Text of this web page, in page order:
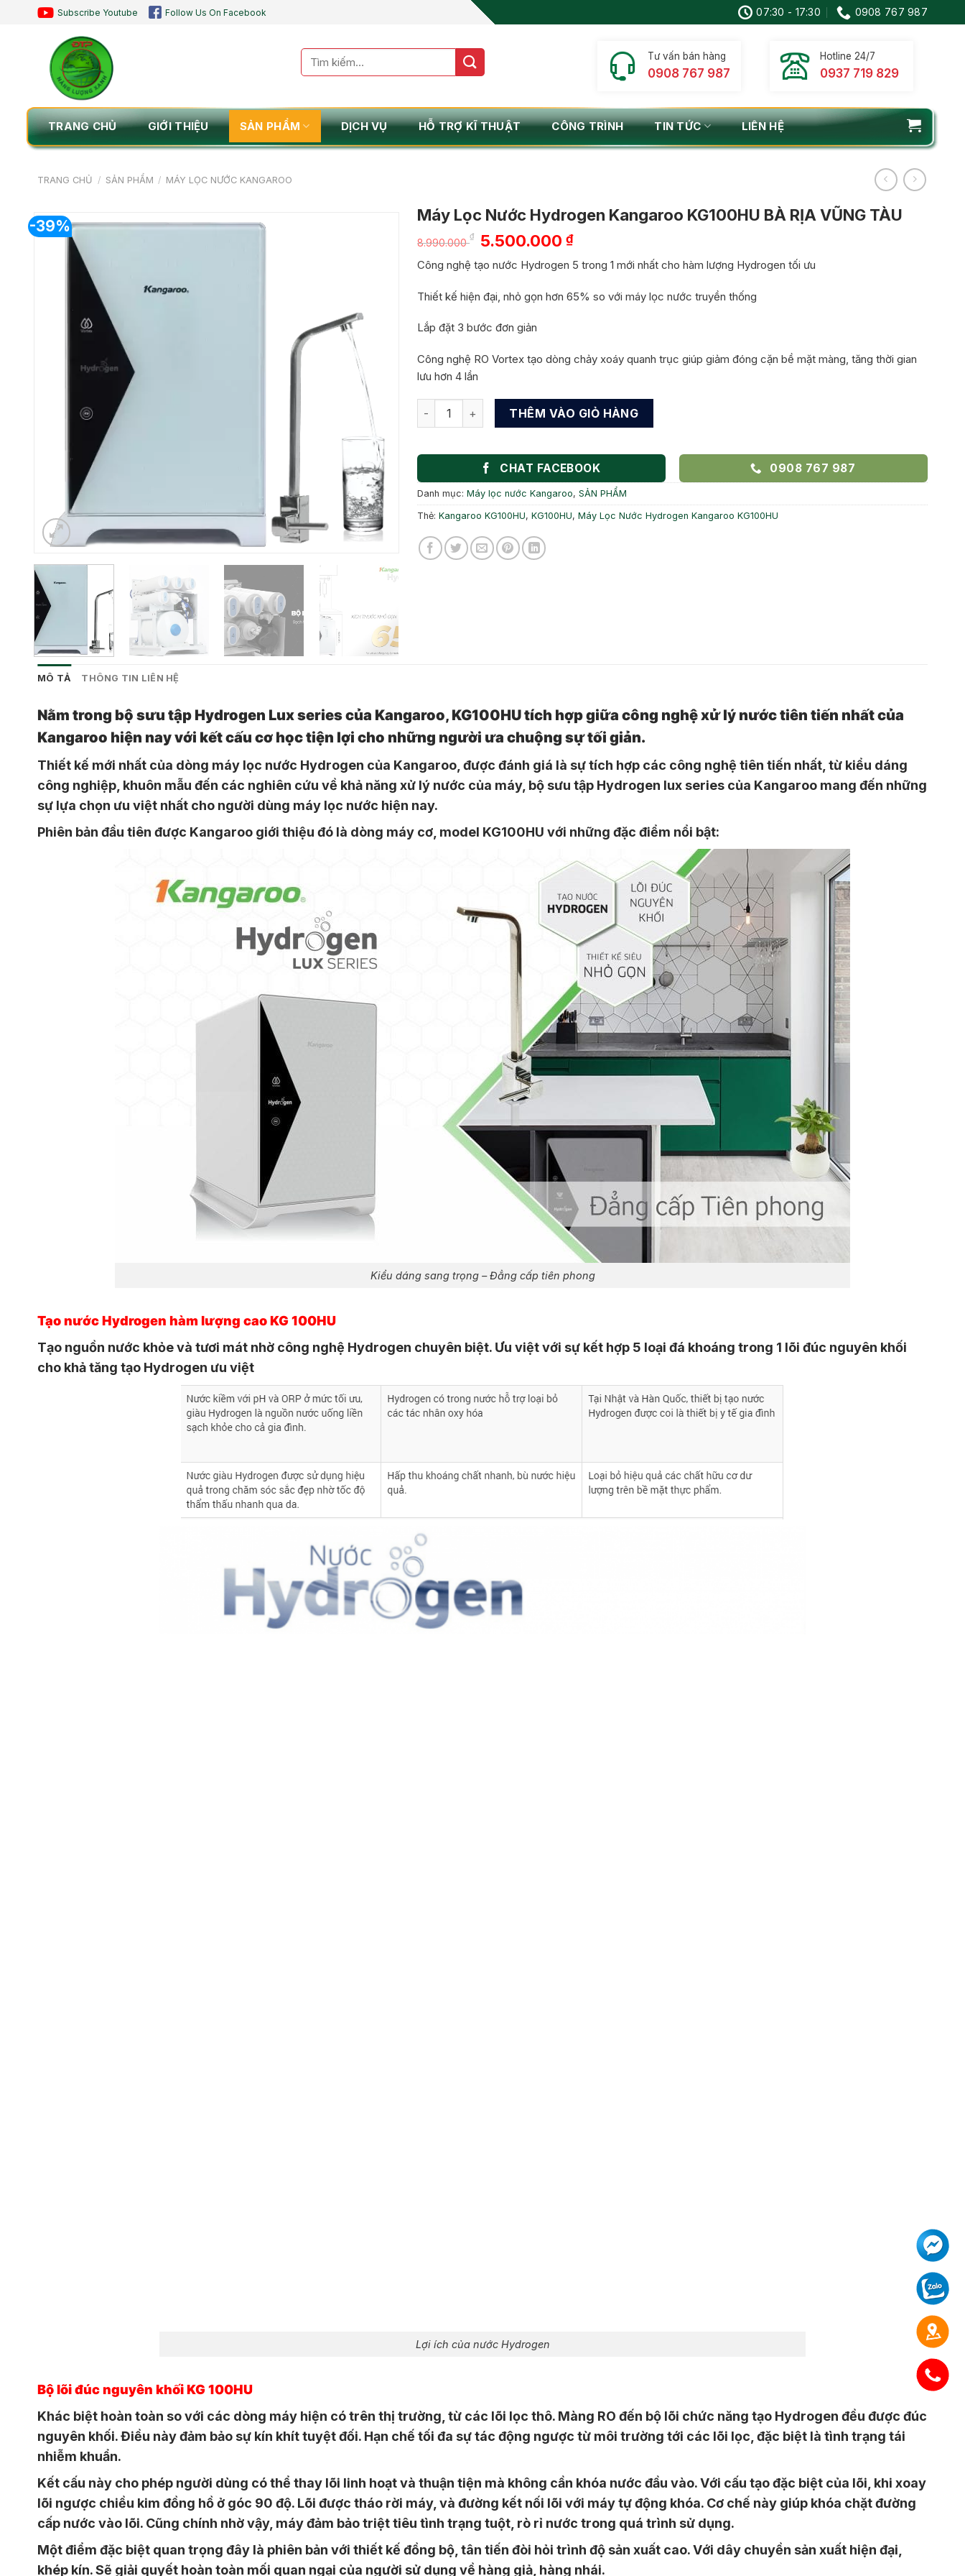
Chuyển
Subscribe Youtube Follow Us On Facebook 07:30 - 17:30 0908 767 987
Tìm
kiếm:
Tư vấn bán hàng
0908 767 987
Hotline 24/7
0937 719 829
TRANG CHỦ GIỚI THIỆU SẢN PHẨM DỊCH VỤ HỖ TRỢ KĨ THUẬT CÔNG TRÌNH TIN TỨC LIÊN HỆ
TRANG CHỦ / SẢN PHẨM / MÁY LỌC NƯỚC KANGAROO
-39%
Máy Lọc Nước Hydrogen Kangaroo KG100HU BÀ RỊA VŨNG TÀU
8.990.000
₫
Giá
gốc
là:
8.990.000 ₫.
5.500.000₫Giá
tại
5.500.000 ₫.
Công nghệ tạo nước Hydrogen 5 trong 1 mới nhất cho hàm lượng Hydrogen tối ưu
Thiết kế hiện đại, nhỏ gọn hơn 65% so với máy lọc nước truyền thống
Lắp đặt 3 bước đơn giản
Công nghệ RO Vortex tạo dòng chảy xoáy quanh trục giúp giảm đóng cặn bề mặt màng, tăng thời gian
lưu hơn 4 lần
Máy Lọc Nước Hydrogen Kangaroo KG100HU BÀ RỊA VŨNG TÀU số lượng
THÊM VÀO GIỎ HÀNG
CHAT FACEBOOK 0908 767 987
Danh mục:Máy lọc nước Kangaroo,SẢN PHẨM
Thẻ:Kangaroo KG100HU,KG100HU,Máy Lọc Nước Hydrogen Kangaroo KG100HU
MÔ TẢ THÔNG TIN LIÊN HỆ
Nằm trong bộ sưu tập Hydrogen Lux series của Kangaroo, KG100HU tích hợp giữa công nghệ xử lý nước tiên tiến nhất của
Kangaroo hiện nay với kết cấu cơ học tiện lợi cho những người ưa chuộng sự tối giản.
Thiết kế mới nhất của dòng máy lọc nước Hydrogen của Kangaroo, được đánh giá là sự tích hợp các công nghệ tiên tiến nhất, từ kiểu dáng
công nghiệp, khuôn mẫu đến các nghiên cứu về khả năng xử lý nước của máy, bộ sưu tập Hydrogen lux series của Kangaroo mang đến những
sự lựa chọn ưu việt nhất cho người dùng máy lọc nước hiện nay.
Phiên bản đầu tiên được Kangaroo giới thiệu đó là dòng máy cơ, model KG100HU với những đặc điểm nổi bật:
Kiểu dáng sang trọng – Đẳng cấp tiên phong
Tạo nước Hydrogen hàm lượng caoKG 100HU
Tạo nguồn nước khỏe và tươi mát nhờ công nghệ Hydrogen chuyên biệt. Ưu việt với sự kết hợp 5 loại đá khoáng trong 1 lõi đúc nguyên khối
cho khả tăng tạo Hydrogen ưu việt
Lợi ích của nước Hydrogen
Bộ lõi đúc nguyên khối KG 100HU
Khác biệt hoàn toàn so với các dòng máy hiện có trên thị trường, từ các lõi lọc thô. Màng RO đến bộ lõi chức năng tạo Hydrogen đều được đúc
nguyên khối. Điều này đảm bảo sự kín khít tuyệt đối. Hạn chế tối đa sự tác động ngược từ môi trường tới các lõi lọc, đặc biệt là tình trạng tái
nhiễm khuẩn.
Kết cấu này cho phép người dùng có thể thay lõi linh hoạt và thuận tiện mà không cần khóa nước đầu vào. Với cấu tạo đặc biệt của lõi, khi xoay
lõi ngược chiều kim đồng hồ ở góc 90 độ. Lõi được tháo rời máy, và đường kết nối lõi với máy tự động khóa. Cơ chế này giúp khóa chặt đường
cấp nước vào lõi. Cũng chính nhờ vậy, máy đảm bảo triệt tiêu tình trạng tuột, rò rỉ nước trong quá trình sử dụng.
Một điểm đặc biệt quan trọng đây là phiên bản với thiết kế đồng bộ, tân tiến đòi hỏi trình độ sản xuất cao. Với dây chuyền sản xuất hiện đại,
khép kín. Sẽ giải quyết hoàn toàn mối quan ngại của người sử dụng về hàng giả, hàng nhái.